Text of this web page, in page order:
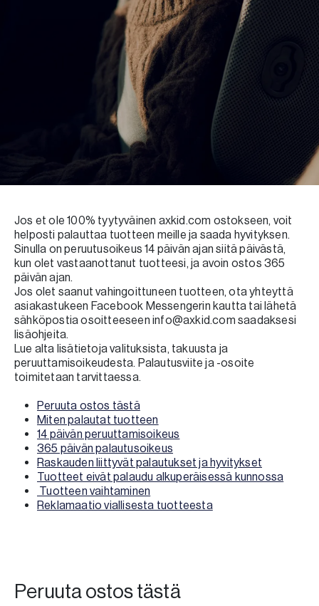
Jos et ole 100% tyytyväinen axkid.com ostokseen, voit
helposti palauttaa tuotteen meille ja saada hyvityksen.
Sinulla on peruutusoikeus 14 päivän ajan siitä päivästä,
kun olet vastaanottanut tuotteesi, ja avoin ostos 365
päivän ajan.
Jos olet saanut vahingoittuneen tuotteen, ota yhteyttä
asiakastukeen Facebook Messengerin kautta tai lähetä
sähköpostia osoitteeseen info@axkid.com saadaksesi
lisäohjeita.
Lue alta lisätietoja valituksista, takuusta ja
peruuttamisoikeudesta. Palautusviite ja -osoite
toimitetaan tarvittaessa.
Peruuta ostos tästä
Miten palautat tuotteen
14 päivän peruuttamisoikeus
365 päivän palautusoikeus
Raskauden liittyvät palautukset ja hyvitykset
Tuotteet eivät palaudu alkuperäisessä kunnossa
Tuotteen vaihtaminen
Reklamaatio viallisesta tuotteesta
Peruuta ostos tästä